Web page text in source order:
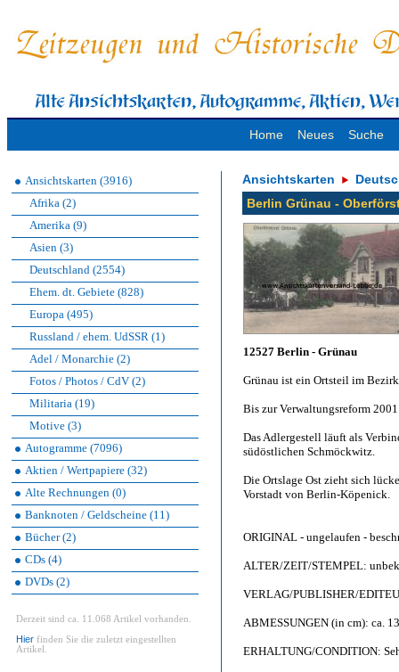
Home Neues Suche
Ansichtskarten (3916)
Afrika (2)
Amerika (9)
Asien (3)
Deutschland (2554)
Ehem. dt. Gebiete (828)
Europa (495)
Russland / ehem. UdSSR (1)
Adel / Monarchie (2)
Fotos / Photos / CdV (2)
Militaria (19)
Motive (3)
Autogramme (7096)
Aktien / Wertpapiere (32)
Alte Rechnungen (0)
Banknoten / Geldscheine (11)
Bücher (2)
CDs (4)
DVDs (2)
Derzeit sind ca. 11.068 Artikel vorhanden.
Hier finden Sie die zuletzt eingestellten
Artikel.
Ansichtskarten
Berlin Grünau -
12527 Berlin - Grünau
Grünau ist ein Ortsteil im
Bis zur Verwaltungsreform
Das Adlergestell läuft als
südöstlichen Schmöckwitz.
Die Ortslage Ost zieht sich
Vorstadt von Berlin-Köpenick.
ORIGINAL - ungelaufen -
ALTER/ZEIT/STEMPEL:
VERLAG/PUBLISHER/
ABMESSUNGEN (in cm): ca.
ERHALTUNG/CONDITION: